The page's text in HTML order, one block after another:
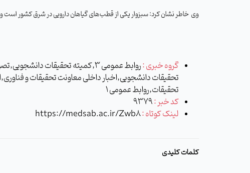
وی خاطر نشان کرد: سبزوار یکی از قطب‌های گیاهان دارویی در شرق کشور است
گروه خبری :
روابط عمومی 3,کمیته تحقیقات
تحقیقات دانشجویی,اخبار داخلی معاونت تحقیقات و
تحقیقات,روابط عمومی 1
کد خبر :9379
لینک کوتاه : https://medsab.ac.ir/Zwb8
کلمات کلیدی